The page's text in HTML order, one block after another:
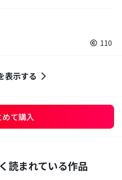
110
表示する
めて購入
読まれている作品